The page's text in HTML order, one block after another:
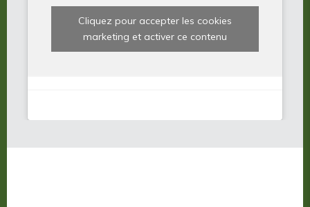
Cliquez pour accepter les cookies
marketing et activer ce contenu